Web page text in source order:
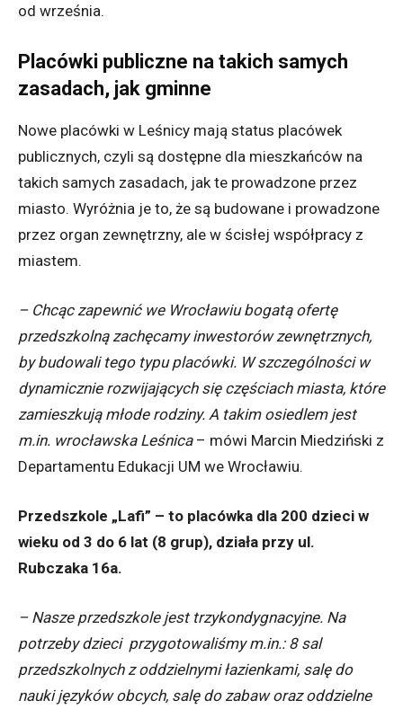
od września.
Placówki publiczne na takich samych
zasadach, jak gminne
Nowe placówki w Leśnicy mają status placówek
publicznych, czyli są dostępne dla mieszkańców na
takich samych zasadach, jak te prowadzone przez
miasto. Wyróżnia je to, że są budowane i prowadzone
przez organ zewnętrzny, ale w ścisłej współpracy z
miastem.
– Chcąc zapewnić we Wrocławiu bogatą ofertę
przedszkolną zachęcamy inwestorów zewnętrznych,
by budowali tego typu placówki. W szczególności w
dynamicznie rozwijających się częściach miasta, które
zamieszkują młode rodziny. A takim osiedlem jest
m.in. wrocławska Leśnica– mówi Marcin Miedziński z
Departamentu Edukacji UM we Wrocławiu.
Przedszkole „Lafi” – to placówka dla 200 dzieci w
wieku od 3 do 6 lat (8 grup), działa przy ul.
Rubczaka 16a.
– Nasze przedszkole jest trzykondygnacyjne. Na
potrzeby dzieci przygotowaliśmy m.in.: 8 sal
przedszkolnych z oddzielnymi łazienkami, salę do
nauki języków obcych, salę do zabaw oraz oddzielne